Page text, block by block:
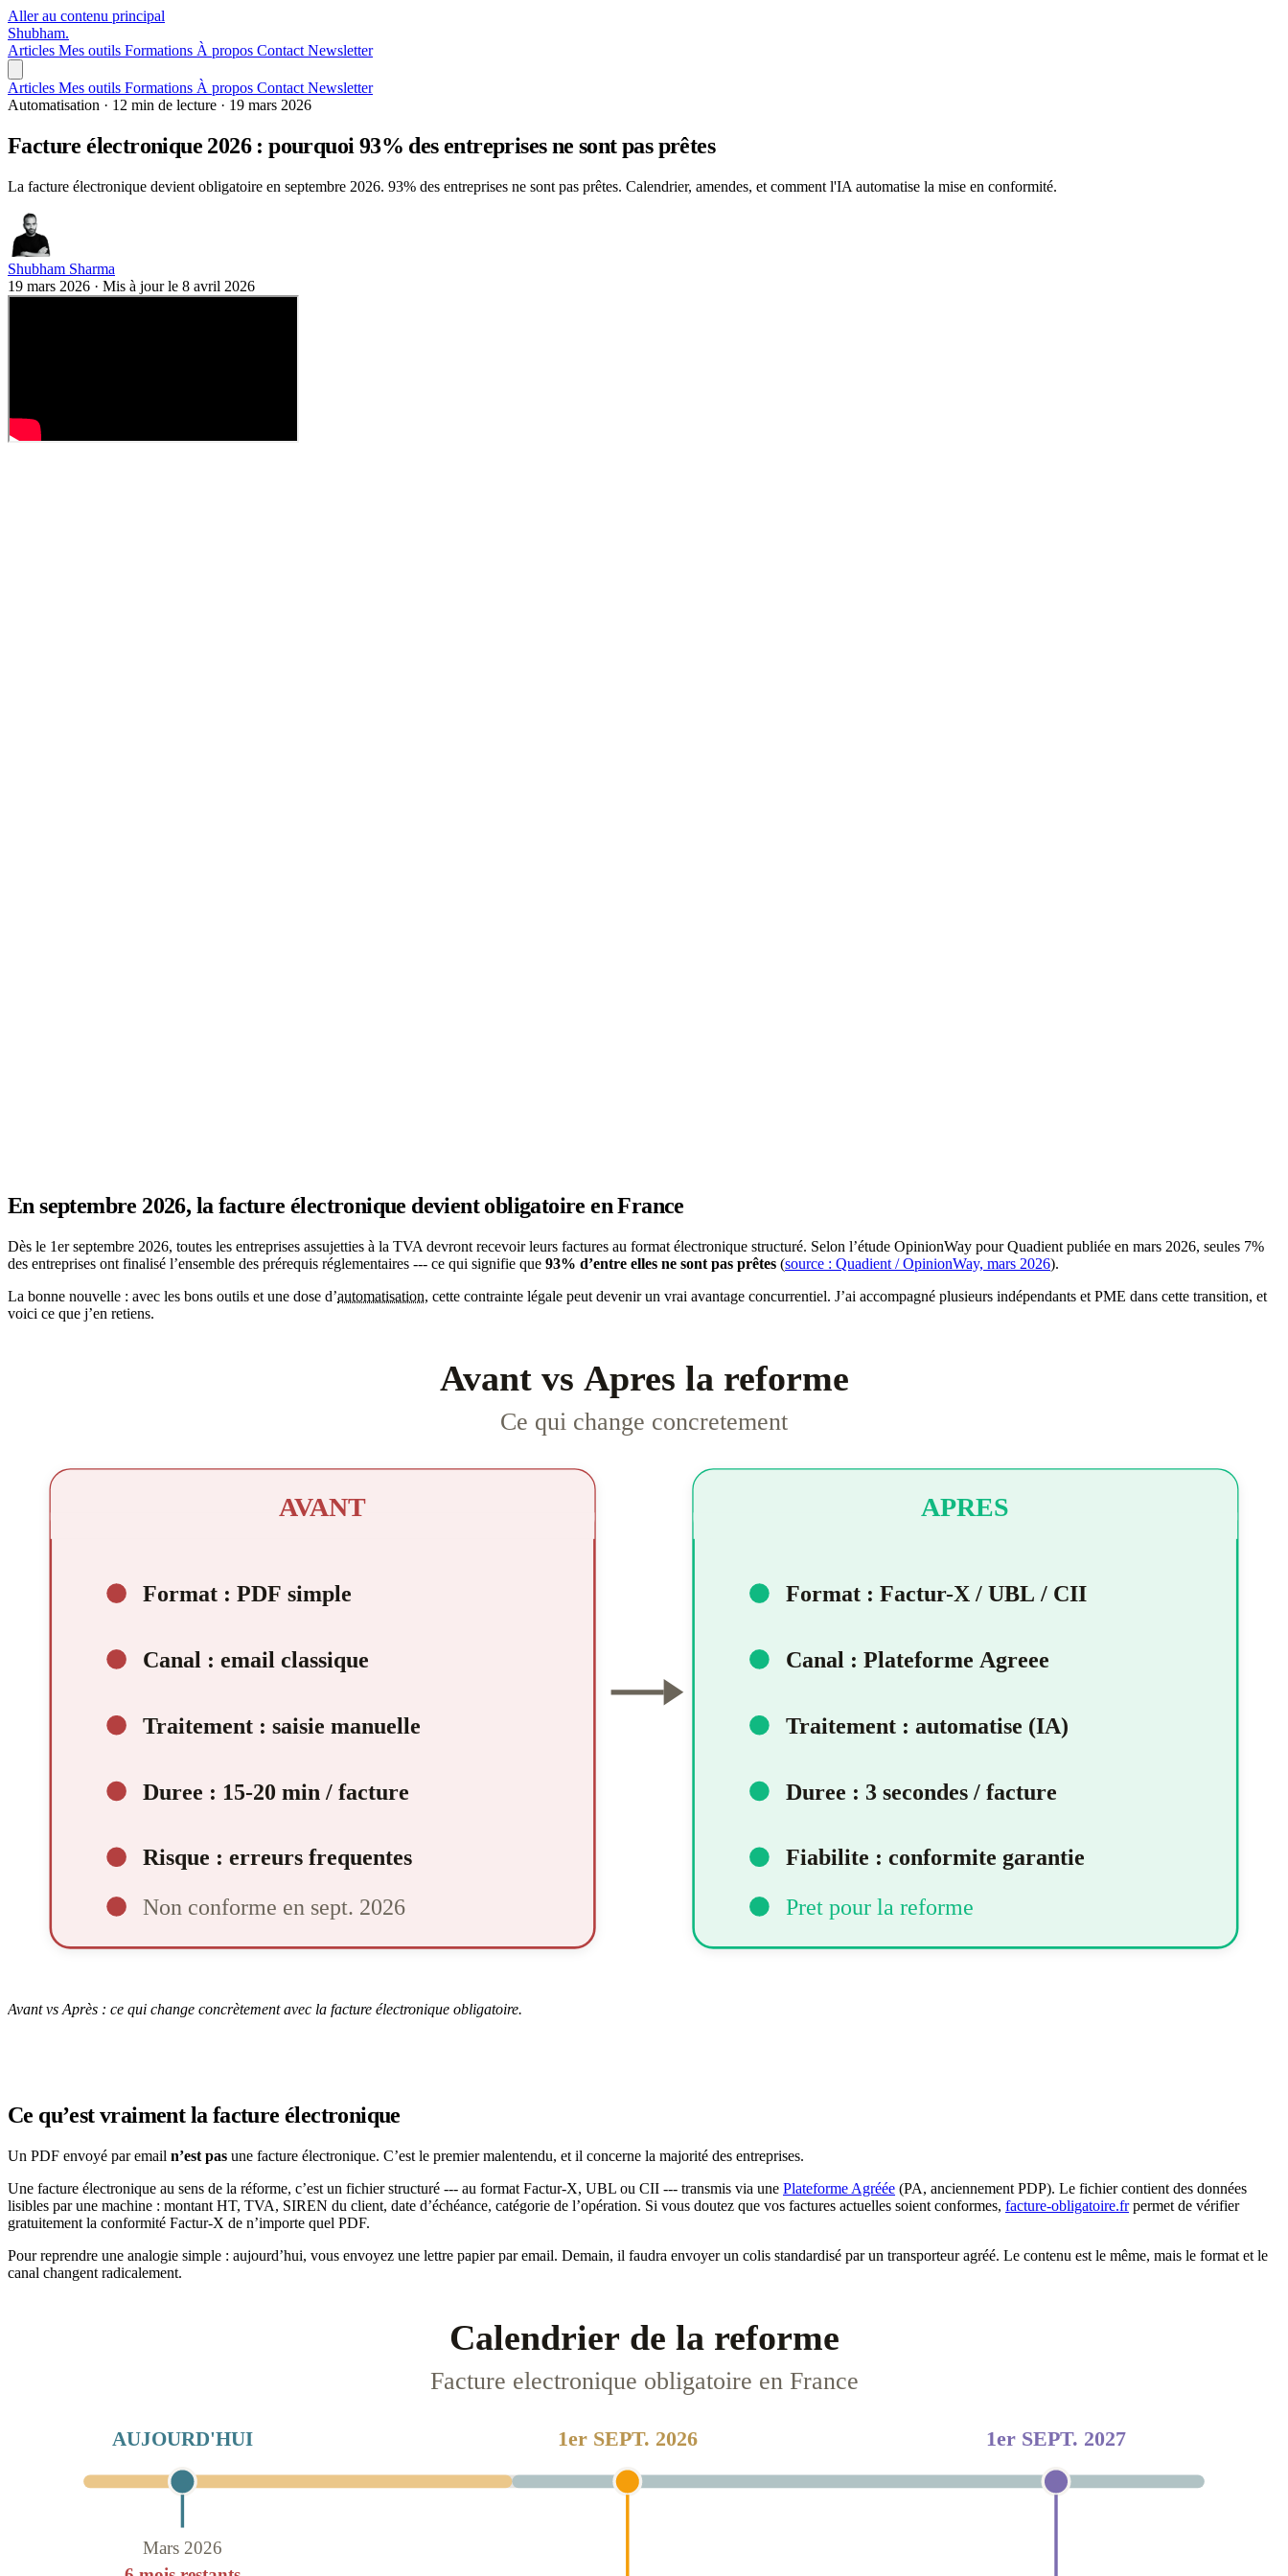
Aller au contenu principal
Shubham.
Articles Mes outils Formations À propos Contact Newsletter
Articles Mes outils Formations À propos Contact Newsletter
Automatisation · 12 min de lecture · 19 mars 2026
Facture électronique 2026 : pourquoi 93% des entreprises ne sont pas prêtes
La facture électronique devient obligatoire en septembre 2026. 93% des entreprises ne sont pas prêtes. Calendrier, amendes, et comment l'IA automatise la mise en conformité.
Shubham Sharma
19 mars 2026 · Mis à jour le 8 avril 2026
En septembre 2026, la facture électronique devient obligatoire en France
Dès le 1er septembre 2026, toutes les entreprises assujetties à la TVA devront recevoir leurs factures au format électronique structuré. Selon l’étude OpinionWay pour Quadient publiée en mars 2026, seules 7%
des entreprises ont finalisé l’ensemble des prérequis réglementaires --- ce qui signifie que 93% d’entre elles ne sont pas prêtes (source : Quadient / OpinionWay, mars 2026).
La bonne nouvelle : avec les bons outils et une dose d’automatisation, cette contrainte légale peut devenir un vrai avantage concurrentiel. J’ai accompagné plusieurs indépendants et PME dans cette transition, et
voici ce que j’en retiens.
Avant vs Après : ce qui change concrètement avec la facture électronique obligatoire.
Ce qu’est vraiment la facture électronique
Un PDF envoyé par email n’est pas une facture électronique. C’est le premier malentendu, et il concerne la majorité des entreprises.
Une facture électronique au sens de la réforme, c’est un fichier structuré --- au format Factur-X, UBL ou CII --- transmis via une Plateforme Agréée (PA, anciennement PDP). Le fichier contient des données
lisibles par une machine : montant HT, TVA, SIREN du client, date d’échéance, catégorie de l’opération. Si vous doutez que vos factures actuelles soient conformes, facture-obligatoire.frpermet de vérifier
gratuitement la conformité Factur-X de n’importe quel PDF.
Pour reprendre une analogie simple : aujourd’hui, vous envoyez une lettre papier par email. Demain, il faudra envoyer un colis standardisé par un transporteur agréé. Le contenu est le même, mais le format et le
canal changent radicalement.